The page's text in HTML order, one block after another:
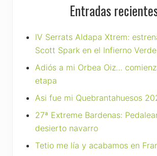
Entradas
IV Serrats Aldapa Xtrem:
Scott Spark en el Infierno Verde
Adiós a mi Orbea Oiz…
etapa
Asi fue mi Quebrantahuesos
27ª Extreme Bardenas:
desierto navarro
Tetio me lía y acabamos en